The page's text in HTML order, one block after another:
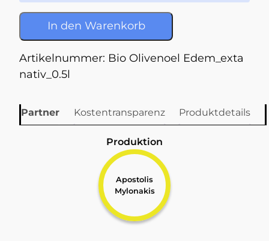
In den Warenkorb
Artikelnummer: Bio Olivenoel Edem_exta
nativ_0.5l
Partner Kostentransparenz Produktdetails
Produktion
Apostolis
Mylonakis